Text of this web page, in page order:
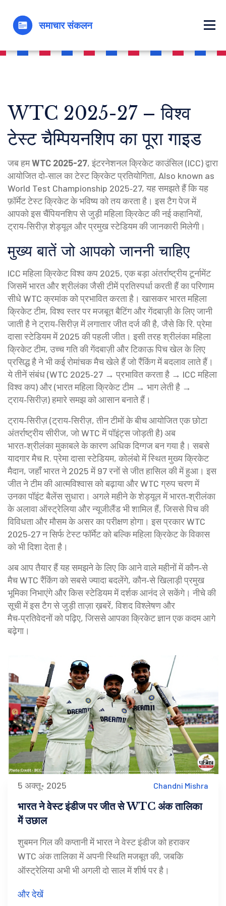
WTC 2025-27 – विश्व
टेस्ट चैम्पियनशिप का पूरा गाइड
जब हमWTC 2025-27,इंटरनेशनल क्रिकेट काउंसिल (ICC) द्वारा
आयोजित दो‑साल का टेस्ट क्रिकेट प्रतियोगिता, Also known as
World Test Championship 2025‑27, यह समझते हैं कि यह
फ़ॉर्मेट टेस्ट क्रिकेट के भविष्य को तय करता है। इस टैग पेज में
आपको इस चैंपियनशिप से जुड़ी महिला क्रिकेट की नई कहानियों,
ट्राय‑सिरीज़ शेड्यूल और प्रमुख स्टेडियम की जानकारी मिलेगी।
मुख्य बातें जो आपको जाननी चाहिए
ICC महिला क्रिकेट विश्व कप 2025,एक बड़ा अंतर्राष्ट्रीय टूर्नामेंट
जिसमें भारत और श्रीलंका जैसी टीमें प्रतिस्पर्धा करती हैंका परिणाम
सीधे WTC क्रमांक को प्रभावित करता है। खासकरभारत महिला
क्रिकेट टीम,विश्व स्तर पर मजबूत बैटिंग और गेंदबाज़ी के लिए जानी
जाती हैने ट्राय‑सिरीज़ में लगातार जीत दर्ज की है, जैसे कि रि. प्रेमा
दासा स्टेडियम में 2025 की पहली जीत। इसी तरहश्रीलंका महिला
क्रिकेट टीम,उच्च गति की गेंदबाज़ी और टिकाऊ पिच खेल के लिए
प्रसिद्ध हैने भी कई रोमांचक मैच खेले हैं जो रैंकिंग में बदलाव लाते हैं।
ये तीनें संबंध (WTC 2025‑27 → प्रभावित करता है → ICC महिला
विश्व कप) और (भारत महिला क्रिकेट टीम → भाग लेती है →
ट्राय‑सिरीज़) हमारे समझ को आसान बनाते हैं।
ट्राय‑सिरीज़ (ट्राय‑सिरीज़,तीन टीमों के बीच आयोजित एक छोटा
अंतर्राष्ट्रीय सीरीज, जो WTC में पॉइंट्स जोड़ती है) अब
भारत‑श्रीलंका मुकाबले के कारण अधिक दिग्गज बन गया है। सबसे
यादगार मैचR. प्रेमा दासा स्टेडियम,कोलंबो में स्थित मुख्य क्रिकेट
मैदान, जहाँ भारत ने 2025 में 97 रनों से जीत हासिल कीमें हुआ। इस
जीत ने टीम की आत्मविश्वास को बढ़ाया और WTC ग्रुप चरण में
उनका पॉइंट बैलेंस सुधारा। अगले महीने के शेड्यूल में भारत‑श्रीलंका
के अलावा ऑस्ट्रेलिया और न्यूजीलैंड भी शामिल हैं, जिससे पिच की
विविधता और मौसम के असर का परीक्षण होगा। इस प्रकार WTC
2025‑27 न सिर्फ टेस्ट फॉर्मेट को बल्कि महिला क्रिकेट के विकास
को भी दिशा देता है।
अब आप तैयार हैं यह समझने के लिए कि आने वाले महीनों में कौन‑से
मैच WTC रैंकिंग को सबसे ज्यादा बदलेंगे, कौन‑से खिलाड़ी प्रमुख
भूमिका निभाएंगे और किस स्टेडियम में दर्शक आनंद ले सकेंगे। नीचे की
सूची में इस टैग से जुड़ी ताज़ा ख़बरें, विशद विश्लेषण और
मैच‑प्रतिवेदनों को पढ़िए, जिससे आपका क्रिकेट ज्ञान एक कदम आगे
बढ़ेगा।
5 अक्तू॰ 2025 Chandni Mishra
भारत ने वेस्ट इंडीज पर जीत से WTC अंक तालिका
में उछाल
शुबमन गिल की कप्तानी में भारत ने वेस्ट इंडीज को हराकर
WTC अंक तालिका में अपनी स्थिति मजबूत की, जबकि
ऑस्ट्रेलिया अभी भी अगली दो साल में शीर्ष पर है।
और देखें